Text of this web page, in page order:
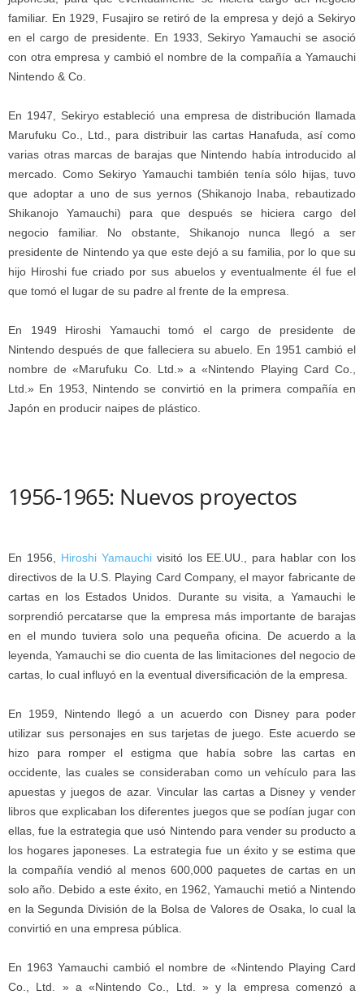
familiar. En 1929, Fusajiro se retiró de la empresa y dejó a Sekiryo
en el cargo de presidente. En 1933, Sekiryo Yamauchi se asoció
con otra empresa y cambió el nombre de la compañía a Yamauchi
Nintendo & Co.
En 1947, Sekiryo estableció una empresa de distribución llamada
Marufuku Co., Ltd., para distribuir las cartas Hanafuda, así como
varias otras marcas de barajas que Nintendo había introducido al
mercado. Como Sekiryo Yamauchi también tenía sólo hijas, tuvo
que adoptar a uno de sus yernos (Shikanojo Inaba, rebautizado
Shikanojo Yamauchi) para que después se hiciera cargo del
negocio familiar. No obstante, Shikanojo nunca llegó a ser
presidente de Nintendo ya que este dejó a su familia, por lo que su
hijo Hiroshi fue criado por sus abuelos y eventualmente él fue el
que tomó el lugar de su padre al frente de la empresa.
En 1949 Hiroshi Yamauchi tomó el cargo de presidente de
Nintendo después de que falleciera su abuelo. En 1951 cambió el
nombre de «Marufuku Co. Ltd.» a «Nintendo Playing Card Co.,
Ltd.» En 1953, Nintendo se convirtió en la primera compañía en
Japón en producir naipes de plástico.
1956-1965: Nuevos proyectos
En 1956, Hiroshi Yamauchivisitó los EE.UU., para hablar con los
directivos de la U.S. Playing Card Company, el mayor fabricante de
cartas en los Estados Unidos. Durante su visita, a Yamauchi le
sorprendió percatarse que la empresa más importante de barajas
en el mundo tuviera solo una pequeña oficina. De acuerdo a la
leyenda, Yamauchi se dio cuenta de las limitaciones del negocio de
cartas, lo cual influyó en la eventual diversificación de la empresa.
En 1959, Nintendo llegó a un acuerdo con Disney para poder
utilizar sus personajes en sus tarjetas de juego. Este acuerdo se
hizo para romper el estigma que había sobre las cartas en
occidente, las cuales se consideraban como un vehículo para las
apuestas y juegos de azar. Vincular las cartas a Disney y vender
libros que explicaban los diferentes juegos que se podían jugar con
ellas, fue la estrategia que usó Nintendo para vender su producto a
los hogares japoneses. La estrategia fue un éxito y se estima que
la compañía vendió al menos 600,000 paquetes de cartas en un
solo año. Debido a este éxito, en 1962, Yamauchi metió a Nintendo
en la Segunda División de la Bolsa de Valores de Osaka, lo cual la
convirtió en una empresa pública.
En 1963 Yamauchi cambió el nombre de «Nintendo Playing Card
Co., Ltd. » a «Nintendo Co., Ltd. » y la empresa comenzó a